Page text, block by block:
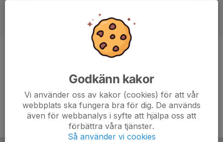
Tränare
Godkänn kakor
Vi använder oss av kakor (cookies) för att vår
webbplats ska fungera bra för dig. De används
även för webbanalys i syfte att hjälpa oss att
förbättra våra tjänster.
Så använder vi cookies